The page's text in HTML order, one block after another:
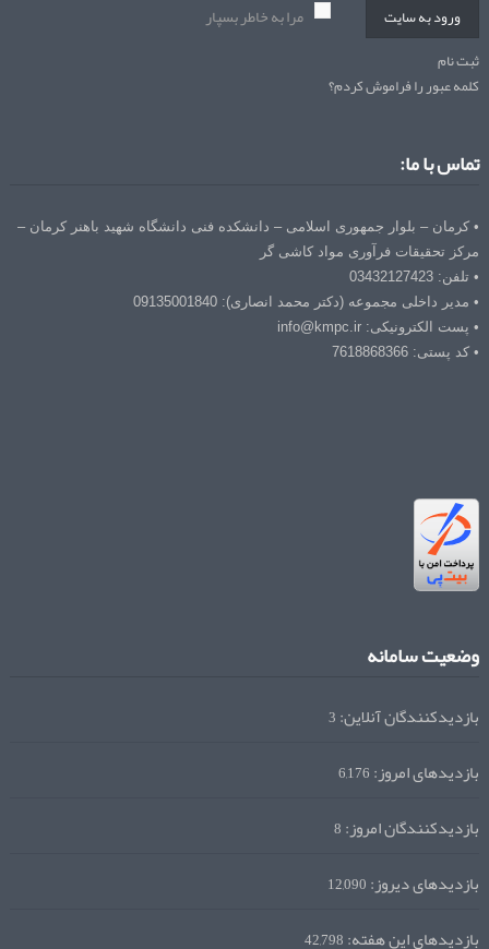
ورود به سایت مرا به خاطر بسپار
ثبت نام
کلمه عبور را فراموش کردم؟
تماس با ما:
• کرمان – بلوار جمهوری اسلامی – دانشکده فنی دانشگاه شهید باهنر کرمان –
مرکز تحقیقات فرآوری مواد کاشی گر
• تلفن: 03432127423
• مدیر داخلی مجموعه (دکتر محمد انصاری): 09135001840
• پست الکترونیکی: info@kmpc.ir
• کد پستی: 7618868366
وضعیت سامانه
بازدیدکنندگان آنلاین:3
بازدیدهای امروز:6,176
بازدیدکنندگان امروز:8
بازدیدهای دیروز:12,090
بازدیدهای این هفته:42,798